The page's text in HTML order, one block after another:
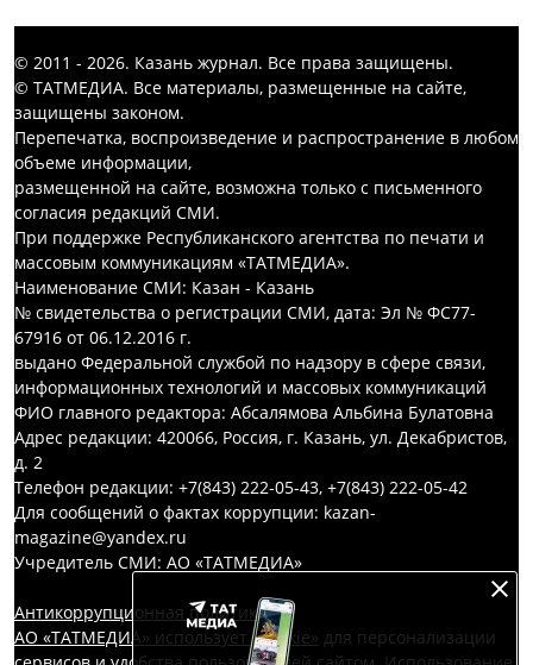
© 2011 - 2026. Казань журнал. Все права защищены.
© ТАТМЕДИА. Все материалы, размещенные на сайте,
защищены законом.
Перепечатка, воспроизведение и распространение в любом
объеме информации,
размещенной на сайте, возможна только с письменного
согласия редакций СМИ.
При поддержке Республиканского агентства по печати и
массовым коммуникациям «ТАТМЕДИА».
Наименование СМИ: Казан - Казань
№ свидетельства о регистрации СМИ, дата: Эл № ФС77-
67916 от 06.12.2016 г.
выдано Федеральной службой по надзору в сфере связи,
информационных технологий и массовых коммуникаций
ФИО главного редактора: Абсалямова Альбина Булатовна
Адрес редакции: 420066, Россия, г. Казань, ул. Декабристов,
д. 2
Телефон редакции: +7(843) 222-05-43, +7(843) 222-05-42
Для сообщений о фактах коррупции: kazan-
magazine@yandex.ru
Учредитель СМИ: АО «ТАТМЕДИА»
Антикоррупционная политика
АО «ТАТМЕДИА» использует «cookie» для персонализации